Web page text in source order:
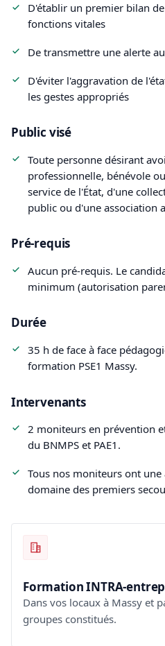
D'établir un premier bilan
fonctions vitales
De transmettre une alerte
D'éviter l'aggravation de
les gestes appropriés
Public visé
Toute personne désirant
professionnelle, bénévole
service de l'État, d'une
public ou d'une association
Pré-requis
Aucun pré-requis. Le
minimum (autorisation
Durée
35 h de face à face
formation PSE1 Massy.
Intervenants
2 moniteurs en prévention
du BNMPS et PAE1.
Tous nos moniteurs ont
domaine des premiers
Formation INTRA-
Dans vos locaux à Massy et
groupes constitués.